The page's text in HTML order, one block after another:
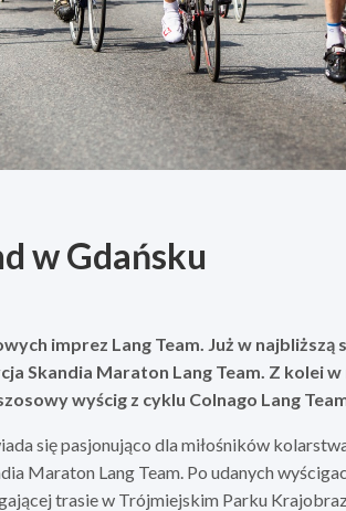
w Gdańsku
imprez Lang Team. Już w najbliższą
Skandia Maraton Lang Team. Z kolei
wyścig z cyklu Colnago Lang
się pasjonująco dla miłośników
Maraton Lang Team. Po udanych
trasie w Trójmiejskim Parku